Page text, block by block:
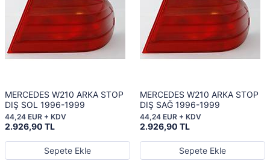
MERCEDES W210 ARKA STOP
DIŞ SOL 1996-1999
2.926,90 TL
44,24 EUR + KDV
Sepete Ekle
MERCEDES W210 ARKA STOP
DIŞ SAĞ 1996-1999
2.926,90 TL
44,24 EUR + KDV
Sepete Ekle